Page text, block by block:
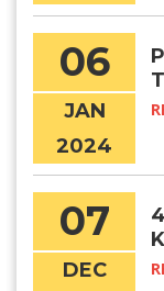
06
JAN
2024
07
DEC